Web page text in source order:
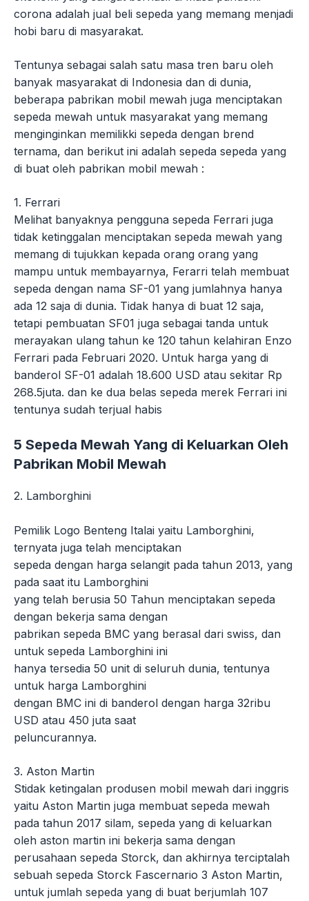
corona adalah jual beli sepeda yang memang menjadi
hobi baru di masyarakat.
Tentunya sebagai salah satu masa tren baru oleh
banyak masyarakat di Indonesia dan di dunia,
beberapa pabrikan mobil mewah juga menciptakan
sepeda mewah untuk masyarakat yang memang
menginginkan memilikki sepeda dengan brend
ternama, dan berikut ini adalah sepeda sepeda yang
di buat oleh pabrikan mobil mewah :
1. Ferrari
Melihat banyaknya pengguna sepeda Ferrari juga
tidak ketinggalan menciptakan sepeda mewah yang
memang di tujukkan kepada orang orang yang
mampu untuk membayarnya, Ferarri telah membuat
sepeda dengan nama SF-01 yang jumlahnya hanya
ada 12 saja di dunia. Tidak hanya di buat 12 saja,
tetapi pembuatan SF01 juga sebagai tanda untuk
merayakan ulang tahun ke 120 tahun kelahiran Enzo
Ferrari pada Februari 2020. Untuk harga yang di
banderol SF-01 adalah 18.600 USD atau sekitar Rp
268.5juta. dan ke dua belas sepeda merek Ferrari ini
tentunya sudah terjual habis
5 Sepeda Mewah Yang di Keluarkan Oleh
Pabrikan Mobil Mewah
2. Lamborghini
Pemilik Logo Benteng Italai yaitu Lamborghini,
ternyata juga telah menciptakan
sepeda dengan harga selangit pada tahun 2013, yang
pada saat itu Lamborghini
yang telah berusia 50 Tahun menciptakan sepeda
dengan bekerja sama dengan
pabrikan sepeda BMC yang berasal dari swiss, dan
untuk sepeda Lamborghini ini
hanya tersedia 50 unit di seluruh dunia, tentunya
untuk harga Lamborghini
dengan BMC ini di banderol dengan harga 32ribu
USD atau 450 juta saat
peluncurannya.
3. Aston Martin
Stidak ketingalan produsen mobil mewah dari inggris
yaitu Aston Martin juga membuat sepeda mewah
pada tahun 2017 silam, sepeda yang di keluarkan
oleh aston martin ini bekerja sama dengan
perusahaan sepeda Storck, dan akhirnya terciptalah
sebuah sepeda Storck Fascernario 3 Aston Martin,
untuk jumlah sepeda yang di buat berjumlah 107